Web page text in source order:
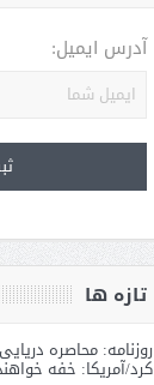
آدرس ایمیل:
تازه ها
روزنامه: محاصره
کرد/آمریکا: خفه